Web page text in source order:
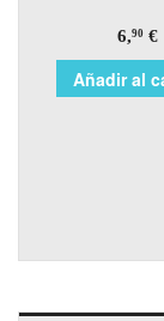
6,90 €
Añadir al